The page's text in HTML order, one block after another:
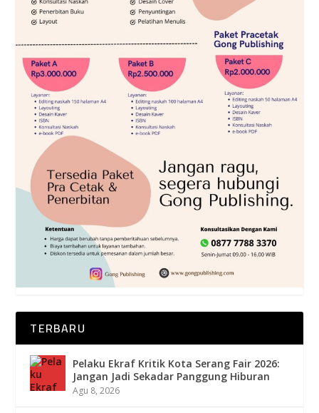
TERBARU
Pelaku Ekraf Kritik Kota Serang Fair 2026:
Jangan Jadi Sekadar Panggung Hiburan
Agu 8, 2026